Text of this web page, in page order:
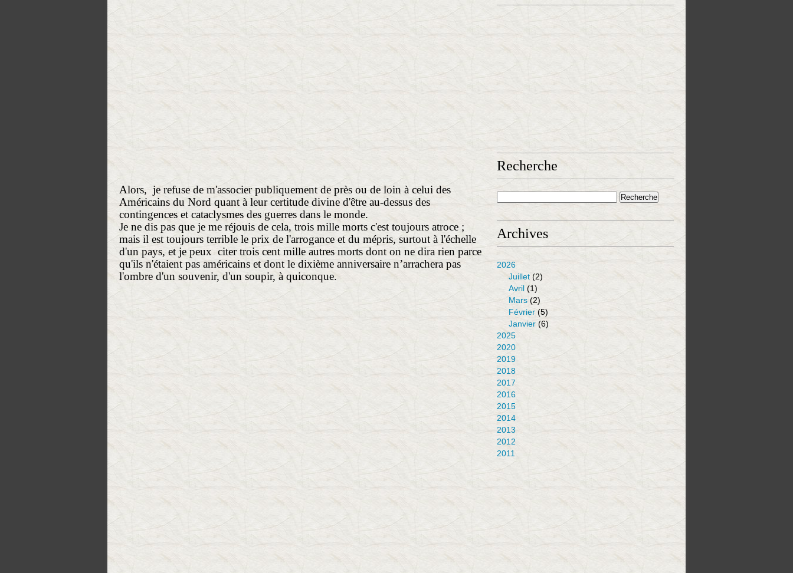
Alors, je refuse de m'associer publiquement de près ou de loin à celui des
Américains du Nord quant à leur certitude divine d'être au-dessus des
contingences et cataclysmes des guerres dans le monde.
Je ne dis pas que je me réjouis de cela, trois mille morts c'est toujours atroce ;
mais il est toujours terrible le prix de l'arrogance et du mépris, surtout à l'échelle
d'un pays, et je peux citer trois cent mille autres morts dont on ne dira rien parce
qu'ils n'étaient pas américains et dont le dixième anniversaire n’arrachera pas
l'ombre d'un souvenir, d'un soupir, à quiconque.
Recherche
Archives
2026
Juillet (2)
Avril (1)
Mars (2)
Février (5)
Janvier (6)
2025
2020
2019
2018
2017
2016
2015
2014
2013
2012
2011